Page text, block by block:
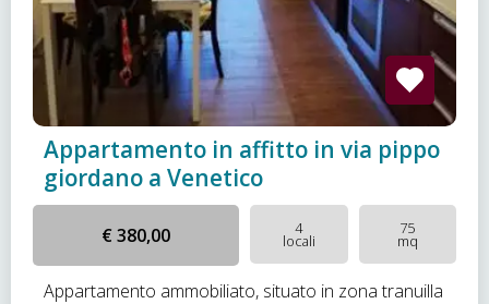
Appartamento in affitto in via pippo
giordano a Venetico
€ 380,00 4
locali
75
mq
Appartamento ammobiliato, situato in zona tranuilla